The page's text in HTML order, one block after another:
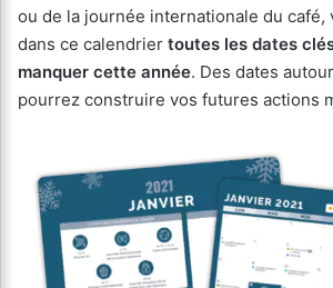
ou de la journée internationale du café,
dans ce calendrier toutes les dates
manquer cette année. Des dates
pourrez construire vos futures actions